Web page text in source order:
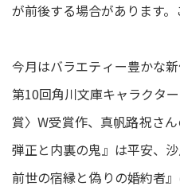
が前後する場合があります。
今月はバラエティー豊かな
第10回角川文庫キャラクタ
賞〉W受賞作、真帆路祝さ
弾正と内裏の鬼』は平安、
前世の宿縁と偽りの婚約者